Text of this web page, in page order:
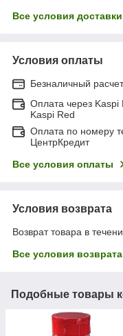
Все условия доставки
Условия оплаты
Безналичный
Оплата через Kaspi
Kaspi Red
Оплата по номеру
ЦентрКредит
Все условия оплаты
Условия возврата
Возврат товара в
Все условия возврата
Подобные товары